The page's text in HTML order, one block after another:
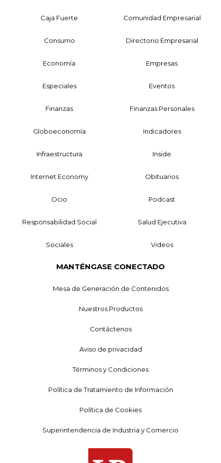
Caja Fuerte Comunidad Empresarial
Consumo Directorio Empresarial
Economía Empresas
Especiales Eventos
Finanzas Finanzas Personales
Globoeconomía Indicadores
Infraestructura Inside
Internet Economy Obituarios
Ocio Podcast
Responsabilidad Social Salud Ejecutiva
Sociales Videos
MANTÉNGASE CONECTADO
Mesa de Generación de Contenidos
Nuestros Productos
Contáctenos
Aviso de privacidad
Términos y Condiciones
Política de Tratamiento de Información
Política de Cookies
Superintendencia de Industria y Comercio